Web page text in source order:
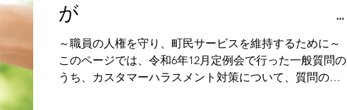
が
具体化しました
～職員の人権を守り、町民サービスを維持するために～
このページでは、令和6年12月定例会で行った一般質問の
うち、カスタマーハラスメント対策について、質問の趣